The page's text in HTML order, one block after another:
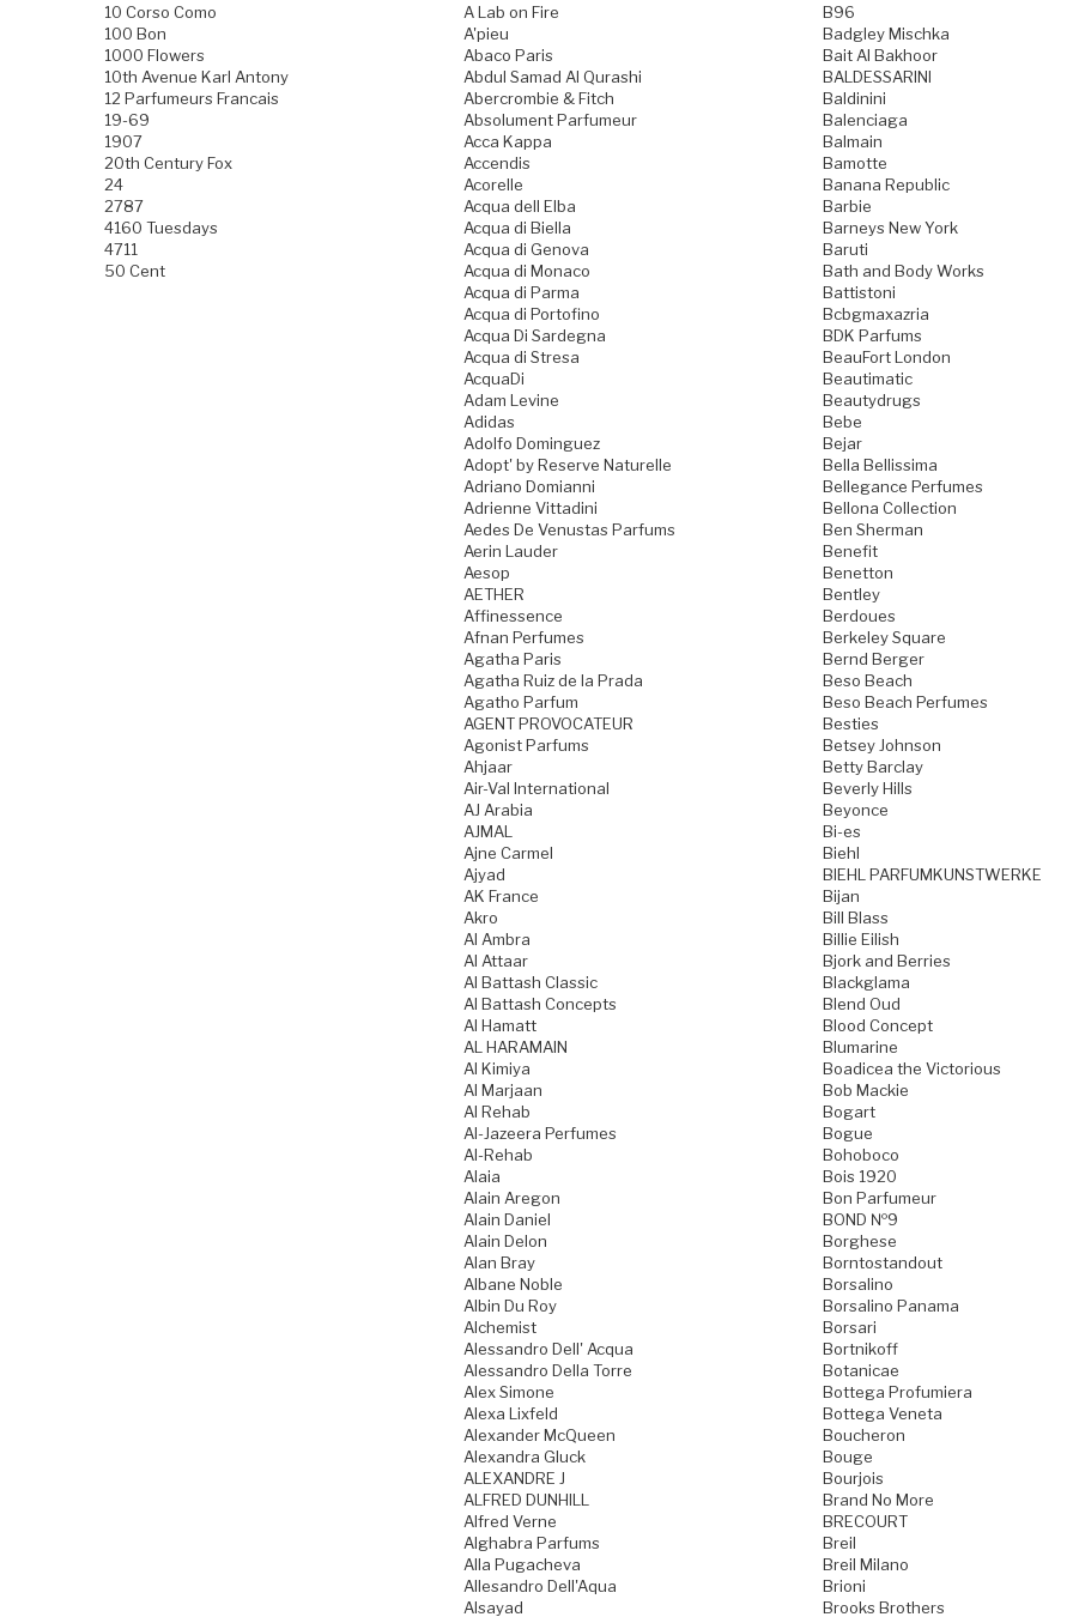
10 Corso Como
100 Bon
1000 Flowers
10th Avenue Karl Antony
12 Parfumeurs Francais
19-69
1907
20th Century Fox
24
2787
4160 Tuesdays
4711
50 Cent
A Lab on Fire
A'pieu
Abaco Paris
Abdul Samad Al Qurashi
Abercrombie & Fitch
Absolument Parfumeur
Acca Kappa
Accendis
Acorelle
Acqua dell Elba
Acqua di Biella
Acqua di Genova
Acqua di Monaco
Acqua di Parma
Acqua di Portofino
Acqua Di Sardegna
Acqua di Stresa
AcquaDi
Adam Levine
Adidas
Adolfo Dominguez
Adopt' by Reserve Naturelle
Adriano Domianni
Adrienne Vittadini
Aedes De Venustas Parfums
Aerin Lauder
Aesop
AETHER
Affinessence
Afnan Perfumes
Agatha Paris
Agatha Ruiz de la Prada
Agatho Parfum
AGENT PROVOCATEUR
Agonist Parfums
Ahjaar
Air-Val International
AJ Arabia
AJMAL
Ajne Carmel
Ajyad
AK France
Akro
Al Ambra
Al Attaar
Al Battash Classic
Al Battash Concepts
Al Hamatt
AL HARAMAIN
Al Kimiya
Al Marjaan
Al Rehab
Al-Jazeera Perfumes
Al-Rehab
Alaia
Alain Aregon
Alain Daniel
Alain Delon
Alan Bray
Albane Noble
Albin Du Roy
Alchemist
Alessandro Dell' Acqua
Alessandro Della Torre
Alex Simone
Alexa Lixfeld
Alexander McQueen
Alexandra Gluck
ALEXANDRE J
ALFRED DUNHILL
Alfred Verne
Alghabra Parfums
Alla Pugacheva
Allesandro Dell'Aqua
Alsayad
B96
Badgley Mischka
Bait Al Bakhoor
BALDESSARINI
Baldinini
Balenciaga
Balmain
Bamotte
Banana Republic
Barbie
Barneys New York
Baruti
Bath and Body Works
Battistoni
Bcbgmaxazria
BDK Parfums
BeauFort London
Beautimatic
Beautydrugs
Bebe
Bejar
Bella Bellissima
Bellegance Perfumes
Bellona Collection
Ben Sherman
Benefit
Benetton
Bentley
Berdoues
Berkeley Square
Bernd Berger
Beso Beach
Beso Beach Perfumes
Besties
Betsey Johnson
Betty Barclay
Beverly Hills
Beyonce
Bi-es
Biehl
BIEHL PARFUMKUNSTWERKE
Bijan
Bill Blass
Billie Eilish
Bjork and Berries
Blackglama
Blend Oud
Blood Concept
Blumarine
Boadicea the Victorious
Bob Mackie
Bogart
Bogue
Bohoboco
Bois 1920
Bon Parfumeur
BOND №9
Borghese
Borntostandout
Borsalino
Borsalino Panama
Borsari
Bortnikoff
Botanicae
Bottega Profumiera
Bottega Veneta
Boucheron
Bouge
Bourjois
Brand No More
BRECOURT
Breil
Breil Milano
Brioni
Brooks Brothers